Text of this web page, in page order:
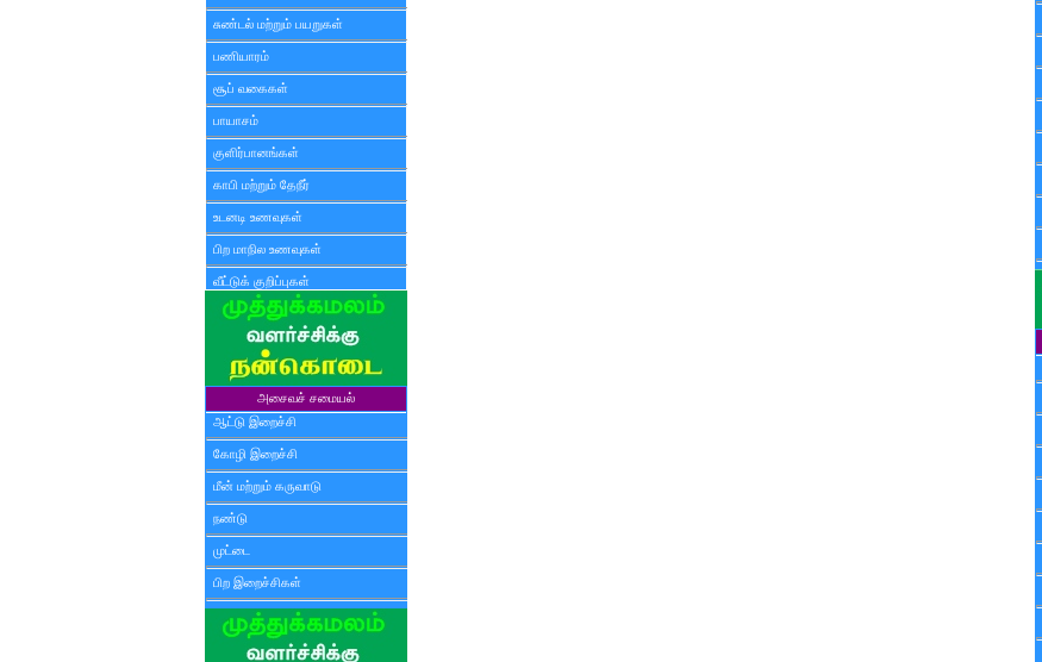
சுண்டல் மற்றும் பயறுகள்
பணியாரம்
சூப் வகைகள்
பாயாசம்
குளிர்பானங்கள்
காபி மற்றும் தேநீர்
உடனடி உணவுகள்
பிற மாநில உணவுகள்
வீட்டுக் குறிப்புகள்
அசைவச் சமையல்
ஆட்டு இறைச்சி
கோழி இறைச்சி
மீன் மற்றும் கருவாடு
நண்டு
முட்டை
பிற இறைச்சிகள்